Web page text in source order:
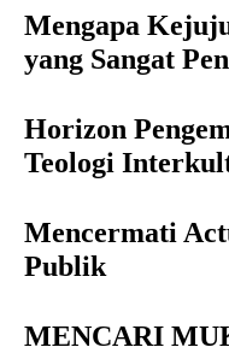
Mengapa
yang Sangat
Horizon
Teologi
Mencermati
Publik
MENCARI